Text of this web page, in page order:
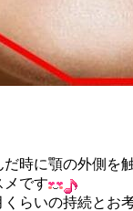
時に顎の外側を
メです
らいの持続とお